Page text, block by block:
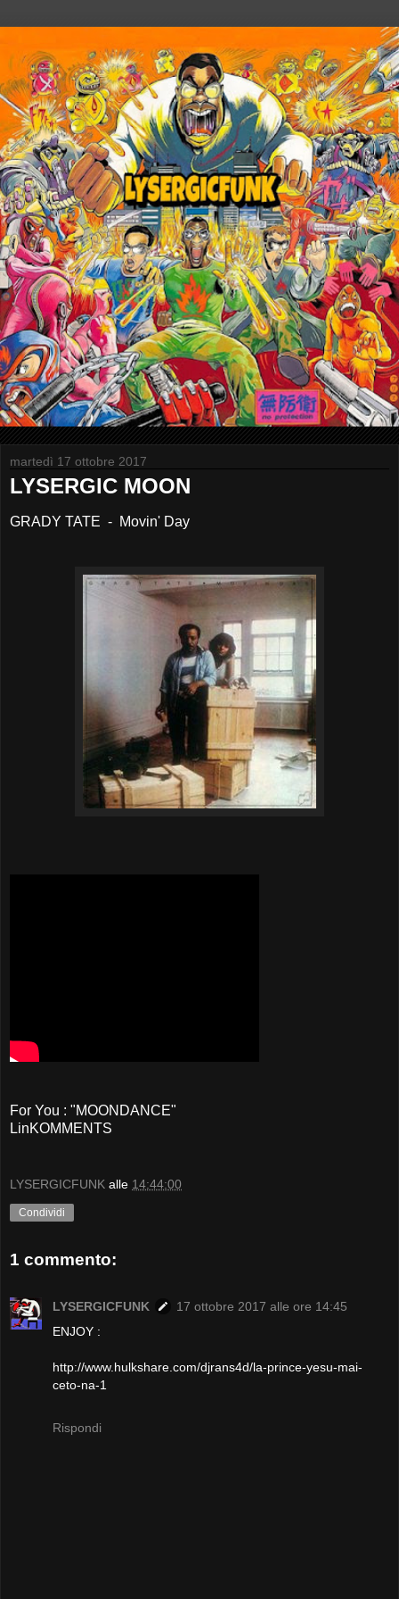
martedì 17 ottobre 2017
LYSERGIC MOON
GRADY TATE - Movin' Day
For You : "MOONDANCE"
LinKOMMENTS
LYSERGICFUNK alle 14:44:00
Condividi
1 commento:
LYSERGICFUNK
17 ottobre 2017 alle ore 14:45
ENJOY :
http://www.hulkshare.com/djrans4d/la-prince-yesu-mai-
ceto-na-1
Rispondi